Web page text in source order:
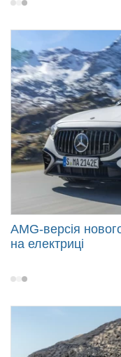
2024-
AMG-версія
на електриці
2024-